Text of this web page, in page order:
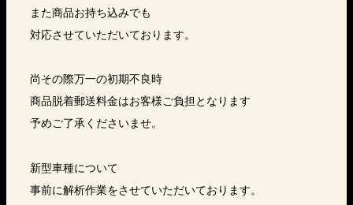
また商品お持ち込みでも
対応させていただいております。
尚その際万一の初期不良時
商品脱着郵送料金はお客様ご負担となります
予めご了承くださいませ。
新型車種について
事前に解析作業をさせていただいております。